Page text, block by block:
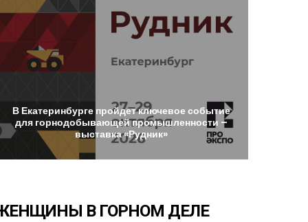
В Екатеринбурге пройдетключевоесобытие
для горнодобывающейпромышленности –
выставка«Рудник»
В ГОРНОМ ДЕЛЕ